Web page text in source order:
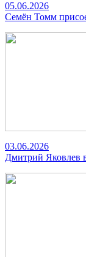
05.06.2026
Семён Томм
03.06.2026
Дмитрий Яковлев